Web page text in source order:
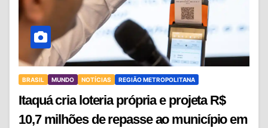
BRASIL MUNDO NOTÍCIAS REGIÃO METROPOLITANA
Itaquá cria loteria própria e projeta R$
10,7 milhões de repasse ao município em